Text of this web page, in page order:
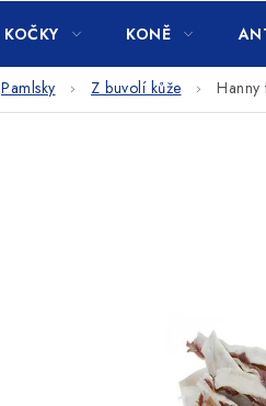
KOČKY KONĚ
Pamlsky Z buvolí kůže Hanny